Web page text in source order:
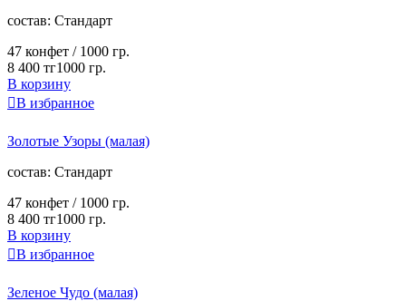
cостав: Стандарт
47 конфет / 1000 гр.
8 400 тг1000 гр.
В корзину
В избранное
Золотые Узоры (малая)
cостав: Стандарт
47 конфет / 1000 гр.
8 400 тг1000 гр.
В корзину
В избранное
Зеленое Чудо (малая)